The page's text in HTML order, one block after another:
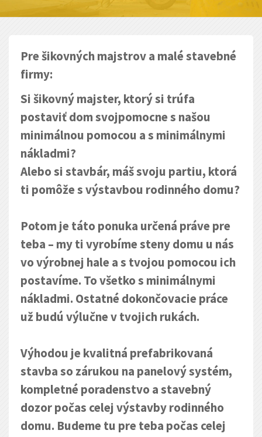
Pre šikovných majstrov a malé stavebné
firmy:
Si šikovný majster, ktorý si trúfa
postaviť dom svojpomocne s našou
minimálnou pomocou a s minimálnymi
nákladmi?
Alebo si stavbár, máš svoju partiu, ktorá
ti pomôže s výstavbou rodinného domu?
Potom je táto ponuka určená práve pre
teba – my ti vyrobíme steny domu u nás
vo výrobnej hale a s tvojou pomocou ich
postavíme. To všetko s minimálnymi
nákladmi. Ostatné dokončovacie práce
už budú výlučne v tvojich rukách.
Výhodou je kvalitná prefabrikovaná
stavba so zárukou na panelový systém,
kompletné poradenstvo a stavebný
dozor počas celej výstavby rodinného
domu. Budeme tu pre teba počas celej